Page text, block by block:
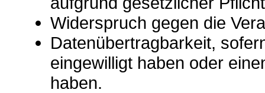
Widerspruch gegen die
Datenübertragbarkeit,
eingewilligt haben oder
haben.